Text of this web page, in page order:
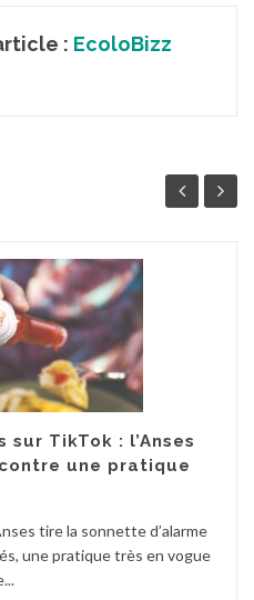
: EcoloBizz
sur TikTok : l’Anses
une pratique
tire la sonnette d’alarme
une pratique très en vogue